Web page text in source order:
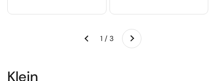
Anteriorul 1 / 3 Următorul
Klein